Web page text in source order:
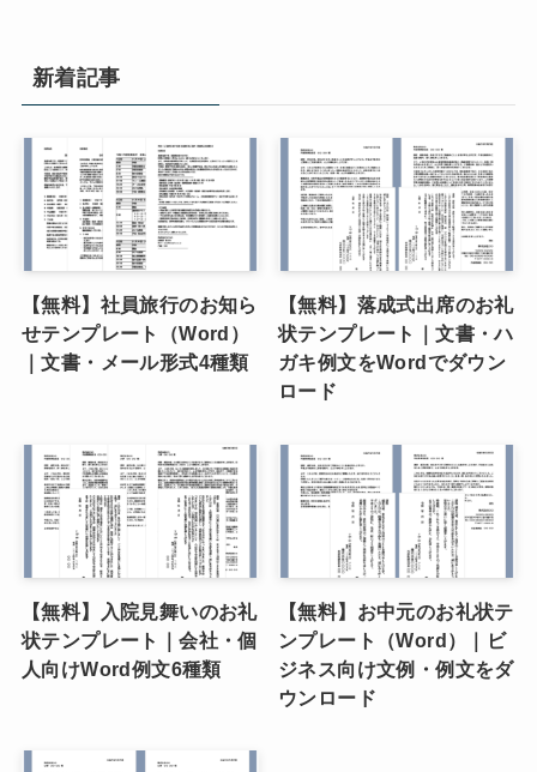
新着記事
【無料】社員旅行のお知ら
せテンプレート（Word）
｜文書・メール形式4種類
【無料】落成式出席のお礼
状テンプレート｜文書・ハ
ガキ例文をWordでダウン
ロード
【無料】入院見舞いのお礼
状テンプレート｜会社・個
人向けWord例文6種類
【無料】お中元のお礼状テ
ンプレート（Word）｜ビ
ジネス向け文例・例文をダ
ウンロード